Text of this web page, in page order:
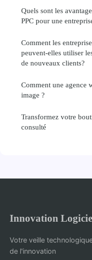
Quels sont les
PPC pour une
Comment les
peuvent-elles utiliser
de nouveaux clients?
Comment une agence
image ?
Transformez votre
consulté
Innovation
Votre veille
de l'innovation